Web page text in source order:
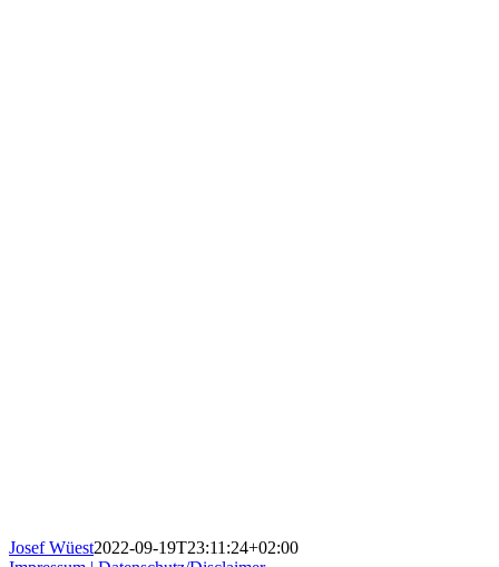
Josef Wüest2022-09-19T23:11:24+02:00